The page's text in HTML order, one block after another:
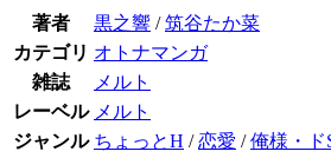
著者 黒之響 /筑谷たか菜
カテゴリ オトナマンガ
雑誌
メルト
レーベル メルト
ジャンル ちょっとH /恋愛 /俺様・ド